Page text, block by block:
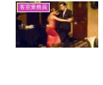
客室乗務員